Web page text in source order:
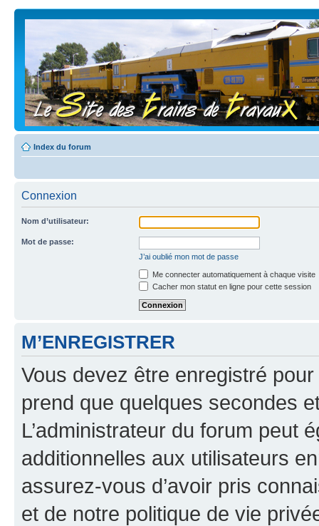
Index du forum
Connexion
Nom d’utilisateur:
Mot de passe:
J’ai oublié mon mot de passe
Me connecter automatiquement à chaque visite
Cacher mon statut en ligne pour cette session
M’ENREGISTRER
Vous devez être enregistré
prend que quelques secondes
L’administrateur du forum peut
additionnelles aux utilisateurs
assurez-vous d’avoir pris
et de notre politique de vie